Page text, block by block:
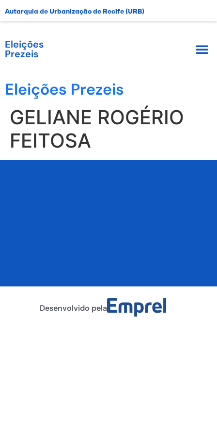
Autarquia de Urbanização de Recife (URB)
Eleições
Prezeis
Eleições Prezeis
GELIANE ROGÉRIO
FEITOSA
Desenvolvido pela